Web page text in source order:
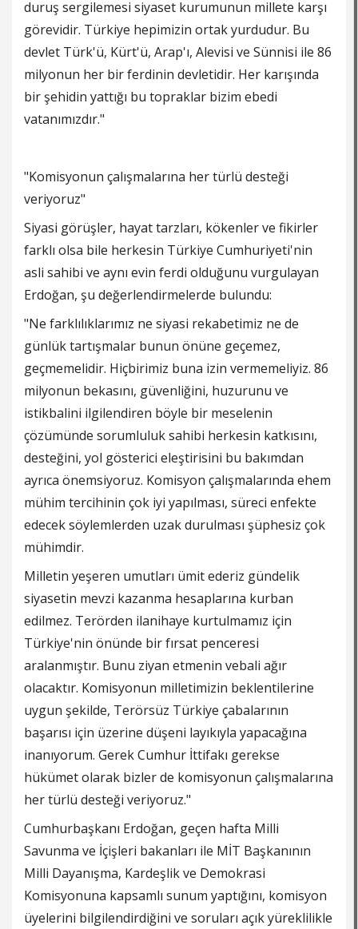
duruş sergilemesi siyaset kurumunun millete karşı
görevidir. Türkiye hepimizin ortak yurdudur. Bu
devlet Türk'ü, Kürt'ü, Arap'ı, Alevisi ve Sünnisi ile 86
milyonun her bir ferdinin devletidir. Her karışında
bir şehidin yattığı bu topraklar bizim ebedi
vatanımızdır."
"Komisyonun çalışmalarına her türlü desteği
veriyoruz"
Siyasi görüşler, hayat tarzları, kökenler ve fikirler
farklı olsa bile herkesin Türkiye Cumhuriyeti'nin
asli sahibi ve aynı evin ferdi olduğunu vurgulayan
Erdoğan, şu değerlendirmelerde bulundu:
"Ne farklılıklarımız ne siyasi rekabetimiz ne de
günlük tartışmalar bunun önüne geçemez,
geçmemelidir. Hiçbirimiz buna izin vermemeliyiz. 86
milyonun bekasını, güvenliğini, huzurunu ve
istikbalini ilgilendiren böyle bir meselenin
çözümünde sorumluluk sahibi herkesin katkısını,
desteğini, yol gösterici eleştirisini bu bakımdan
ayrıca önemsiyoruz. Komisyon çalışmalarında ehem
mühim tercihinin çok iyi yapılması, süreci enfekte
edecek söylemlerden uzak durulması şüphesiz çok
mühimdir.
Milletin yeşeren umutları ümit ederiz gündelik
siyasetin mevzi kazanma hesaplarına kurban
edilmez. Terörden ilanihaye kurtulmamız için
Türkiye'nin önünde bir fırsat penceresi
aralanmıştır. Bunu ziyan etmenin vebali ağır
olacaktır. Komisyonun milletimizin beklentilerine
uygun şekilde, Terörsüz Türkiye çabalarının
başarısı için üzerine düşeni layıkıyla yapacağına
inanıyorum. Gerek Cumhur İttifakı gerekse
hükümet olarak bizler de komisyonun çalışmalarına
her türlü desteği veriyoruz."
Cumhurbaşkanı Erdoğan, geçen hafta Milli
Savunma ve İçişleri bakanları ile MİT Başkanının
Milli Dayanışma, Kardeşlik ve Demokrasi
Komisyonuna kapsamlı sunum yaptığını, komisyon
üyelerini bilgilendirdiğini ve soruları açık yüreklilikle